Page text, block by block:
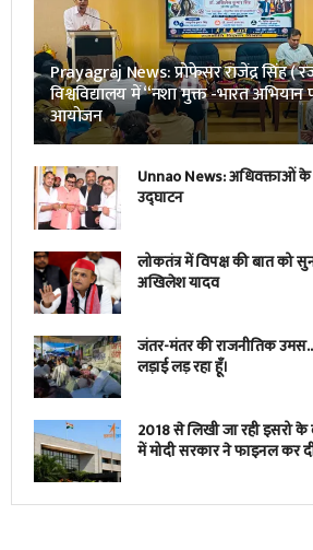
Prayagraj News: प्रोफेसर राजेंद्र सिंह (
विश्वविद्यालय में “नशा मुक्त -भारत
आयोजन
Unnao News: अधिवक्ताओं के
उद्घाटन
लोकतंत्र में विपक्ष की बात को
अखिलेश यादव
जंतर-मंतर की राजनीतिक
लड़ाई लड़ रहा हूँ।
2018 से लिखी जा रही इसरो के
में मोदी सरकार ने फाइनल कर